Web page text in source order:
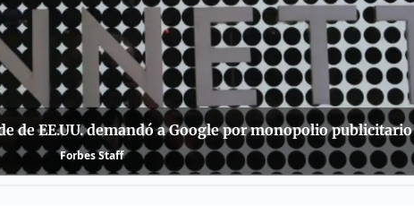
de EE.UU. demandó a Google por monopolio publicitario
Forbes Staff